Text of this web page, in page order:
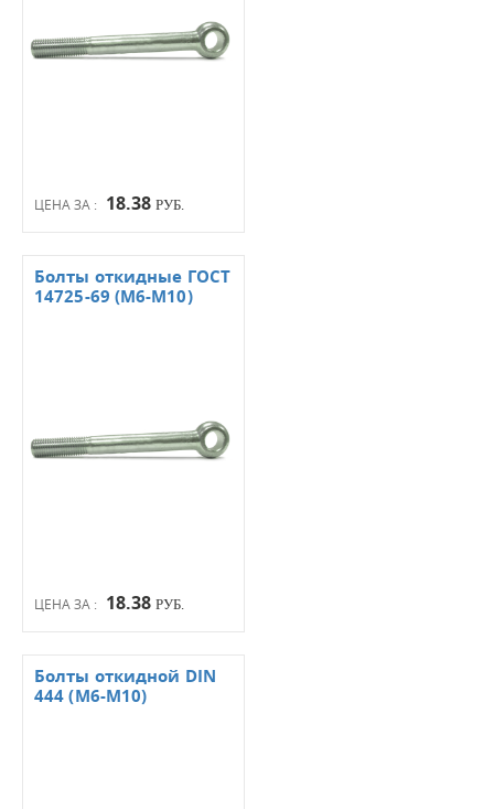
ЦЕНА ЗА : 18.38 РУБ.
ЦЕНА ЗА : 18.38 РУБ.
Болты откидные ГОСТ
14725-69 (М6-М10)
Болты откидной DIN
444 (М6-М10)